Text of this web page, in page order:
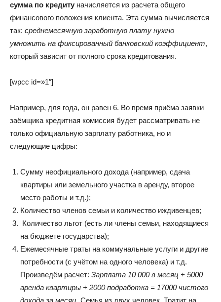
сумма по кредиту начисляется из расчета общего
финансового положения клиента. Эта сумма вычисляется
так: среднемесячную заработную плату нужно
умножить на фиксированный банковский коэффициент,
который зависит от полного срока кредитования.
[wpcc id=»1″]
Например, для года, он равен 6. Во время приёма заявки
заёмщика кредитная комиссия будет рассматривать не
только официальную зарплату работника, но и
следующие цифры:
Сумму неофициального дохода (например, сдача
квартиры или земельного участка в аренду, второе
место работы и т.д.);
Количество членов семьи и количество иждивенцев;
Количество льгот (есть ли члены семьи, находящиеся
на бюджете государства);
Ежемесячные траты на коммунальные услуги и другие
потребности (с учётом на одного человека) и т.д.
Произведём расчет: Зарплата 10 000 в месяц + 5000
аренда квартиры + 2000 подработка = 17000 чистого
дохода за месяц. Семья из двух человек. Тратит на